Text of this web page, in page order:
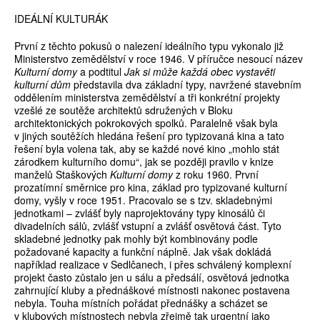
IDEÁLNÍ KULTURÁK
První z těchto pokusů o nalezení ideálního typu vykonalo již
Ministerstvo zemědělství v roce 1946. V příručce nesoucí název
Kulturní domya podtitul Jak si může každá obec vystavěti
kulturní dům představila dva základní typy, navržené stavebním
oddělením ministerstva zemědělství a tři konkrétní projekty
vzešlé ze soutěže architektů sdružených v Bloku
architektonických pokrokových spolků. Paralelně však byla
v jiných soutěžích hledána řešení pro typizovaná kina a tato
řešení byla volena tak, aby se každé nové kino „mohlo stát
zárodkem kulturního domu“, jak se později pravilo v knize
manželů Staškových Kulturní domyz roku 1960. První
prozatímní směrnice pro kina, základ pro typizované kulturní
domy, vyšly v roce 1951. Pracovalo se s tzv. skladebnými
jednotkami – zvlášť byly naprojektovány typy kinosálů či
divadelních sálů, zvlášť vstupní a zvlášť osvětová část. Tyto
skladebné jednotky pak mohly být kombinovány podle
požadované kapacity a funkční náplně. Jak však dokládá
například realizace v Sedlčanech, i přes schválený komplexní
projekt často zůstalo jen u sálu a předsálí, osvětová jednotka
zahrnující kluby a přednáškové místnosti nakonec postavena
nebyla. Touha místních pořádat přednášky a scházet se
v klubových místnostech nebyla zřejmě tak urgentní jako